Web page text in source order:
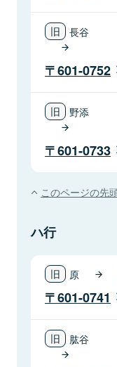
長谷
601-0752
野添
601-0733
このページの先
ハ行
原
601-0741
肱谷